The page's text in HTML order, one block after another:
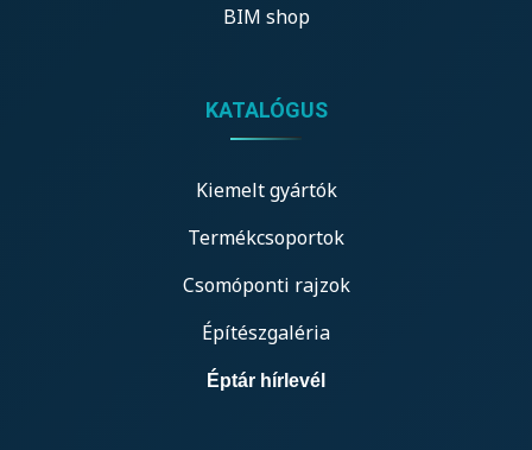
BIM shop
KATALÓGUS
Kiemelt gyártók
Termékcsoportok
Csomóponti rajzok
Építészgaléria
Éptár hírlevél